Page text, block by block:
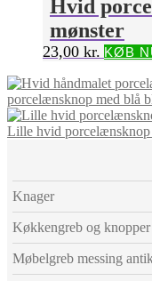
Hvid
mønster
23,00 kr. KØB
porcelænsknop med blå
Lille hvid porcelænsknop
Knager
Køkkengreb og knopper
Møbelgreb messing